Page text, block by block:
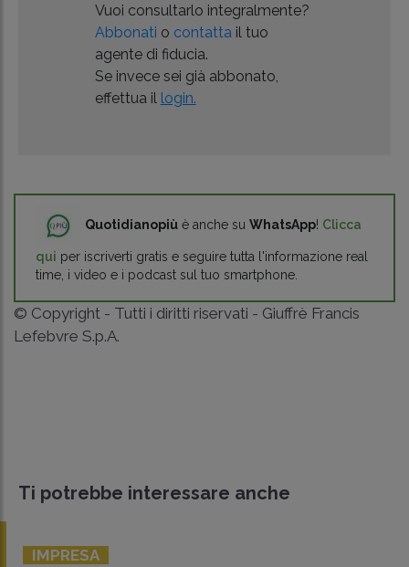
Vuoi consultarlo integralmente?
Abbonati o contattail tuo
agente di fiducia.
Se invece sei già abbonato,
effettua il login.
Quotidianopiù è anche su WhatsApp! Clicca
qui per iscriverti gratis e seguire tutta l'informazione real
time, i video e i podcast sul tuo smartphone.
© Copyright - Tutti i diritti riservati - Giuffrè Francis
Lefebvre S.p.A.
Ti potrebbe interessare anche
IMPRESA